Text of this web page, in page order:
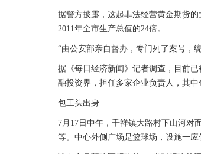
据警方披露，这起非法经营黄金期货
2011年全市生产总值的24倍。
“由公安部亲自督办，专门列了案号，
据《每日经济新闻》记者调查，目前
融投资界，担任多家企业负责人，其中
包工头出身
7月17日中午，千祥镇大路村下山河对
等。中心外侧广场是篮球场，设施一